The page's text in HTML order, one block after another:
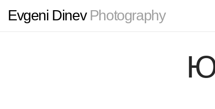
Evgeni DinevPhotography